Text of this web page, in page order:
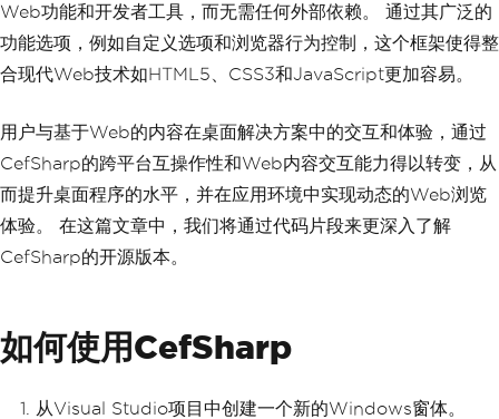
Web功能和开发者工具，而无需任何外部依赖。 通过其广泛的
功能选项，例如自定义选项和浏览器行为控制，这个框架使得整
合现代Web技术如HTML5、CSS3和JavaScript更加容易。
用户与基于Web的内容在桌面解决方案中的交互和体验，通过
CefSharp的跨平台互操作性和Web内容交互能力得以转变，从
而提升桌面程序的水平，并在应用环境中实现动态的Web浏览
体验。 在这篇文章中，我们将通过代码片段来更深入了解
CefSharp的开源版本。
如何使用CefSharp
从Visual Studio项目中创建一个新的Windows窗体。